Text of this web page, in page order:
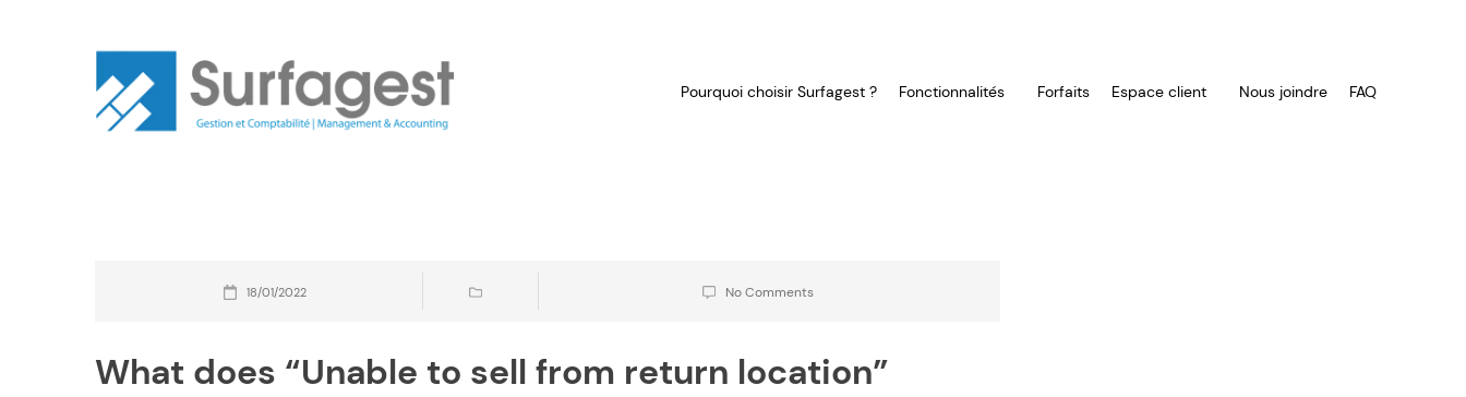
Pourquoi choisir Surfagest ? Fonctionnalités Forfaits Espace client Nous joindre FAQ
18/01/2022 No Comments
What does “Unable to sell from return location”